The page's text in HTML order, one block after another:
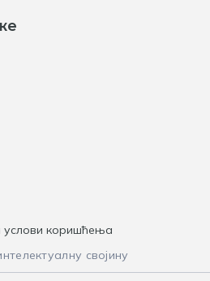
услови коришћења
својину